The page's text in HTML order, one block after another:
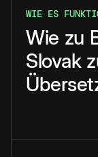
WIE ES
Wie zu
Slovak